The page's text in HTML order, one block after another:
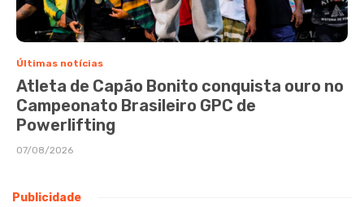
Últimas notícias
Atleta de Capão Bonito conquista ouro no
Campeonato Brasileiro GPC de
Powerlifting
07/08/2026
Publicidade